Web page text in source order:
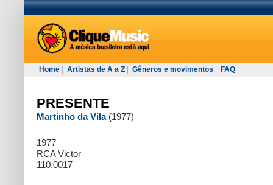
Home Artistas de A a Z Gêneros e movimentos FAQ
PRESENTE
Martinho da Vila (1977)
1977
RCA Victor
110.0017